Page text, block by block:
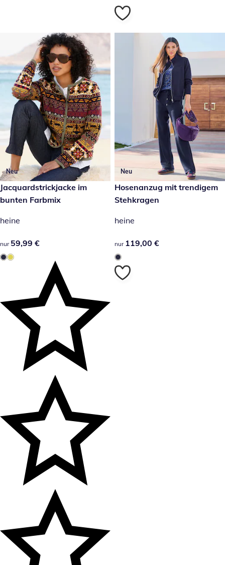
Neu
59,99 €
Jacquardstrickjacke im
bunten Farbmix
heine
59,99 €
nur 59,99 €
Neu
119,00 €
Hosenanzug mit trendigem
Stehkragen
heine
119,00 €
nur 119,00 €